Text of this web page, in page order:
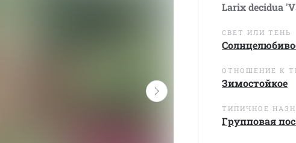
Larix decidua
СВЕТ ИЛИ ТЕНЬ
ОТНОШЕНИЕ К
Зимостойкое
ТИПИЧНОЕ
Групповая